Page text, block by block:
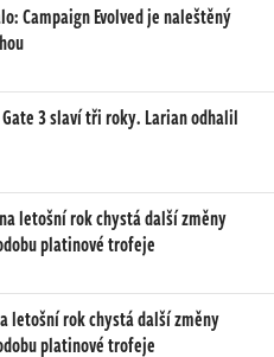
Campaign Evolved je naleštěný
3 slaví tři roky. Larian odhalil
letošní rok chystá další změny
platinové trofeje
letošní rok chystá další změny
platinové trofeje